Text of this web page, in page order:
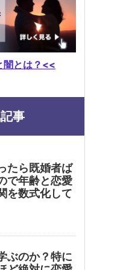
闇とは？<<
事
たら既婚者ば
で年齢と恋愛
を数式化して
ぶのか？特に